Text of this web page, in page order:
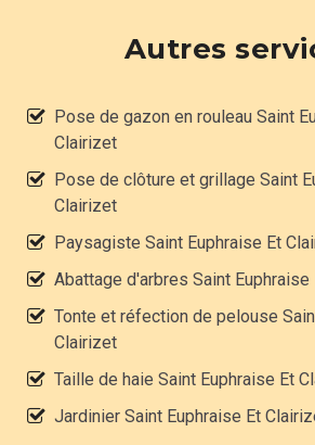
Autres
Pose de gazon en rouleau Saint
Clairizet
Pose de clôture et grillage Saint
Clairizet
Paysagiste Saint Euphraise Et
Abattage d'arbres Saint
Tonte et réfection de pelouse
Clairizet
Taille de haie Saint Euphraise Et
Jardinier Saint Euphraise Et